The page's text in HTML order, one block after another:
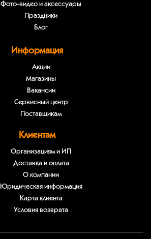
Фото-видео и аксессуары
Праздники
Блог
Информация
Акции
Магазины
Вакансии
Сервисный центр
Поставщикам
Клиентам
Организациям и ИП
Доставка и оплата
О компании
Юридическая информация
Карта клиента
Условия возврата